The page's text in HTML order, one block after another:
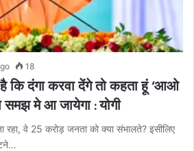
18
कि दंगा करवा देंगे तो कहता हूं ‘आओ
मे आ जायेगा : योगी
रहा, वे 25 करोड़ जनता को क्या संभालते? इसीलिए